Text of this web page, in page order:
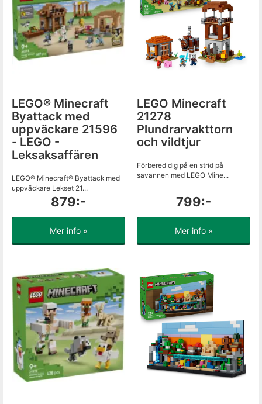
LEGO® Minecraft
Byattack med
uppväckare 21596
- LEGO -
Leksaksaffären
LEGO® Minecraft® Byattack med
uppväckare Lekset 21...
879:-
Mer info »
LEGO Minecraft
21278
Plundrarvakttorn
och vildtjur
Förbered dig på en strid på
savannen med LEGO Mine...
799:-
Mer info »